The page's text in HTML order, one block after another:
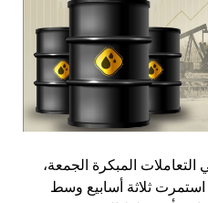
المبكرة الجمعة،
ثلاثة أسابيع وسط